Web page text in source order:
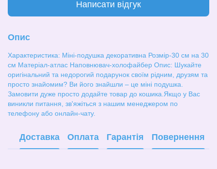
Написати відгук
Опис
Характеристика: Міні-подушка декоративна Розмір-30 см на 30
см Матеріал-атлас Наповнювач-холофайбер Опис: Шукайте
оригінальний та недорогий подарунок своїм рідним, друзям та
просто знайомим? Ви його знайшли – це міні подушка.
Замовити дуже просто додайте товар до кошика.Якщо у Вас
виникли питання, зв'яжіться з нашим менеджером по
телефону або онлайн-чату.
Доставка Оплата Гарантія Повернення